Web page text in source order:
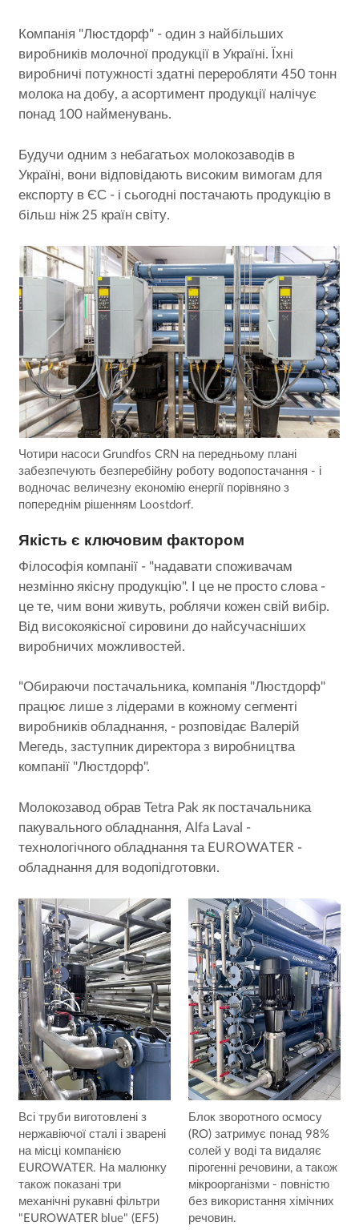
Компанія "Люстдорф" - один з найбільших
виробників молочної продукції в Україні. Їхні
виробничі потужності здатні переробляти 450 тонн
молока на добу, а асортимент продукції налічує
понад 100 найменувань.
Будучи одним з небагатьох молокозаводів в
Україні, вони відповідають високим вимогам для
експорту в ЄС - і сьогодні постачають продукцію в
більш ніж 25 країн світу.
Чотири насоси Grundfos CRN на передньому плані
забезпечують безперебійну роботу водопостачання - і
водночас величезну економію енергії порівняно з
попереднім рішенням Loostdorf.
Якість є ключовим фактором
Філософія компанії - "надавати споживачам
незмінно якісну продукцію". І це не просто слова -
це те, чим вони живуть, роблячи кожен свій вибір.
Від високоякісної сировини до найсучасніших
виробничих можливостей.
"Обираючи постачальника, компанія "Люстдорф"
працює лише з лідерами в кожному сегменті
виробників обладнання, - розповідає Валерій
Мегедь, заступник директора з виробництва
компанії "Люстдорф".
Молокозавод обрав Tetra Pak як постачальника
пакувального обладнання, Alfa Laval -
технологічного обладнання та EUROWATER -
обладнання для водопідготовки.
Всі труби виготовлені з
нержавіючої сталі і зварені
на місці компанією
EUROWATER. На малюнку
також показані три
механічні рукавні фільтри
"EUROWATER blue" (EF5)
Блок зворотного осмосу
(RO) затримує понад 98%
солей у воді та видаляє
пірогенні речовини, а також
мікроорганізми - повністю
без використання хімічних
речовин.